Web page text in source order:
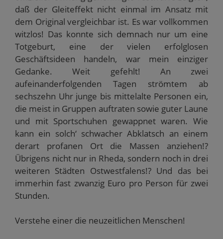
daß der Gleiteffekt nicht einmal im Ansatz mit
dem Original vergleichbar ist. Es war vollkommen
witzlos! Das konnte sich demnach nur um eine
Totgeburt, eine der vielen erfolglosen
Geschäftsideen handeln, war mein einziger
Gedanke. Weit gefehlt! An zwei
aufeinanderfolgenden Tagen strömtem ab
sechszehn Uhr junge bis mittelalte Personen ein,
die meist in Gruppen auftraten sowie guter Laune
und mit Sportschuhen gewappnet waren. Wie
kann ein solch‘ schwacher Abklatsch an einem
derart profanen Ort die Massen anziehen!?
Übrigens nicht nur in Rheda, sondern noch in drei
weiteren Städten Ostwestfalens!? Und das bei
immerhin fast zwanzig Euro pro Person für zwei
Stunden.
Verstehe einer die neuzeitlichen Menschen!